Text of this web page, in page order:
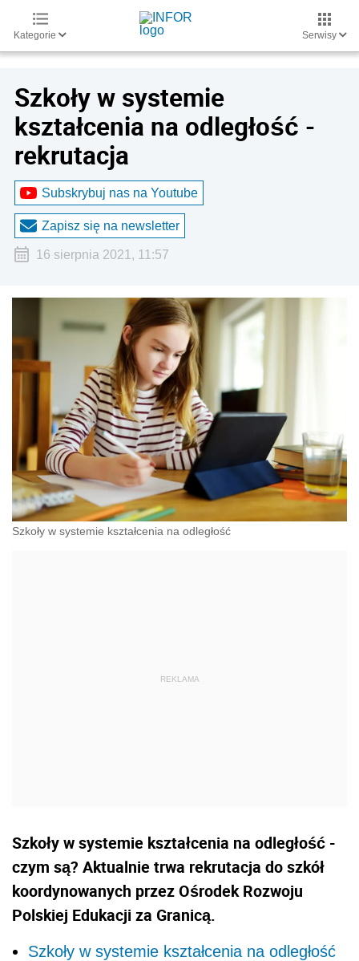
Kategorie Serwisy
Szkoły w systemie
kształcenia na odległość -
rekrutacja
Subskrybuj nas na Youtube
Zapisz się na newsletter
16 sierpnia 2021, 11:57
Szkoły w systemie kształcenia na odległość
Szkoły w systemie kształcenia na odległość -
czym są? Aktualnie trwa rekrutacja do szkół
koordynowanych przez Ośrodek Rozwoju
Polskiej Edukacji za Granicą.
Szkoły w systemie kształcenia na odległość